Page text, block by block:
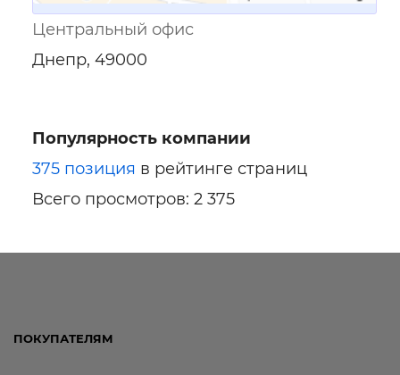
Центральный офис
Днепр, 49000
Популярность компании
375 позиция в рейтинге страниц
Всего просмотров: 2 375
ПОКУПАТЕЛЯМ